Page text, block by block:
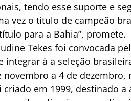
tendo esse suporte e
vez o título de campeão
para a Bahia”, promete.
Tekes foi convocada
integrar à a seleção
a 4 de dezembro,
criado em 1999, destinado